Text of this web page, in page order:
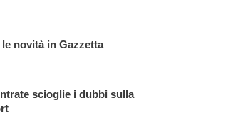
novità in Gazzetta
scioglie i dubbi sulla